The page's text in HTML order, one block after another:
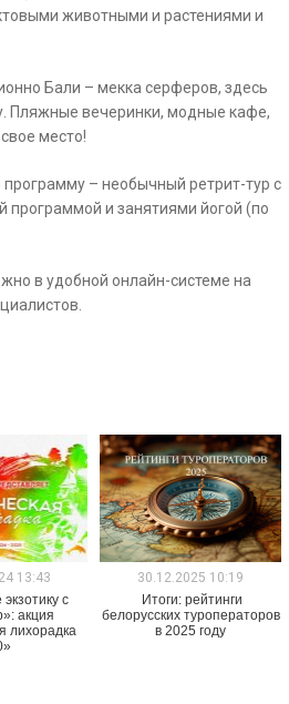
животными и растениями и
Бали – мекка серферов, здесь
Пляжные вечеринки, модные кафе,
место!
– необычный ретрит-тур с
программой и занятиями йогой (по
в удобной онлайн-системе на
13:43
с
акция
лихорадка
30.12.2025 10:19
Итоги: рейтинги
белорусских туроператоров
в 2025 году